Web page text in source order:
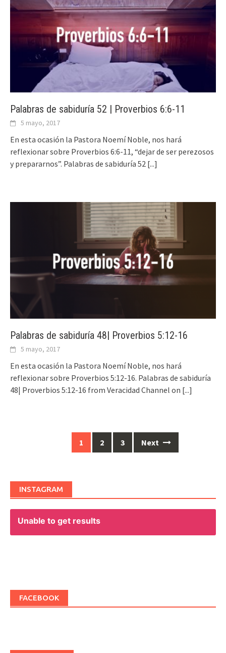
Palabras de sabiduría 52 | Proverbios 6:6-11
5 mayo, 2017
En esta ocasión la Pastora Noemí Noble, nos hará
reflexionar sobre Proverbios 6:6-11, “dejar de ser perezosos
y prepararnos”. Palabras de sabiduría 52 [...]
Palabras de sabiduría 48| Proverbios 5:12-16
5 mayo, 2017
En esta ocasión la Pastora Noemí Noble, nos hará
reflexionar sobre Proverbios 5:12-16. Palabras de sabiduría
48| Proverbios 5:12-16 from Veracidad Channel on [...]
1 2 3 Next
INSTAGRAM
Unable to get results
FACEBOOK